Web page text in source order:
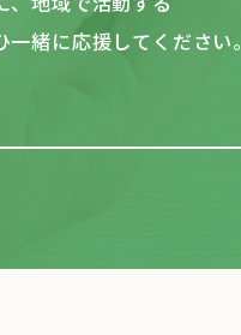
一緒に応援してください。